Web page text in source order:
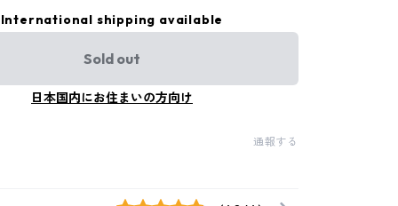
International shipping available
Sold out
日本国内にお住まいの方向け
通報する